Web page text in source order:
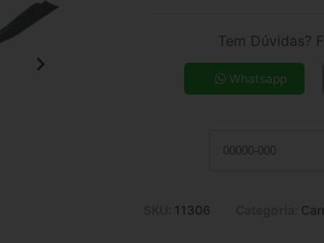
7x de R$ 17,37
9x de R$ 13,86
Tem Dúvidas?
Whatsapp
11306